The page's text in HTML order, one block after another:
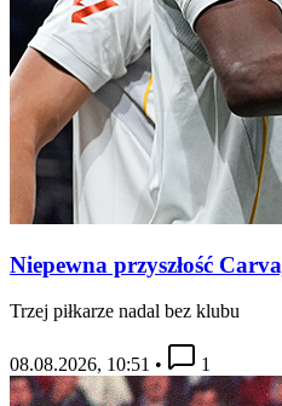
Niepewna przyszłość
Trzej piłkarze nadal bez klubu
08.08.2026, 10:51 • 1